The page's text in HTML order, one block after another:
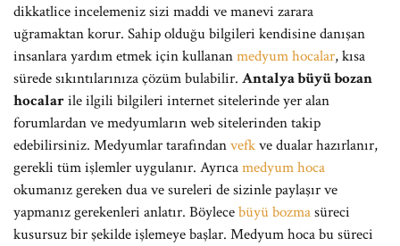
dikkatlice incelemeniz sizi maddi ve manevi zarara
uğramaktan korur. Sahip olduğu bilgileri kendisine danışan
insanlara yardım etmek için kullananmedyum hocalar, kısa
sürede sıkıntılarınıza çözüm bulabilir. Antalya büyü bozan
hocalarile ilgili bilgileri internet sitelerinde yer alan
forumlardan ve medyumların web sitelerinden takip
edebilirsiniz. Medyumlar tarafındanvefkve dualar hazırlanır,
gerekli tüm işlemler uygulanır. Ayrıcamedyum hoca
okumanız gereken dua ve sureleri de sizinle paylaşır ve
yapmanız gerekenleri anlatır. Böylecebüyü bozmasüreci
kusursuz bir şekilde işlemeye başlar. Medyum hoca bu süreci